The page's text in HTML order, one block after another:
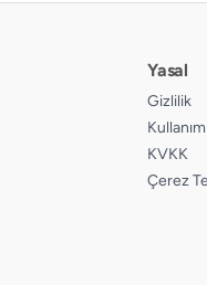
Yasal
Gizlilik
KVKK
Çerez